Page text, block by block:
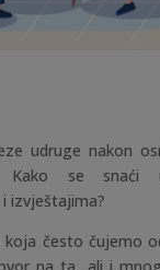
udruge nakon
Kako se snaći
izvještajima?
često čujemo
na ta, ali i